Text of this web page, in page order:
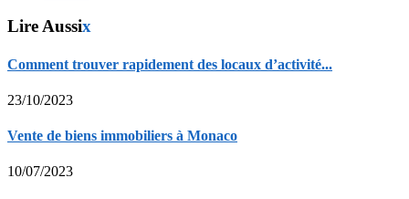
Lire Aussix
Comment trouver rapidement des locaux d’activité...
23/10/2023
Vente de biens immobiliers à Monaco
10/07/2023